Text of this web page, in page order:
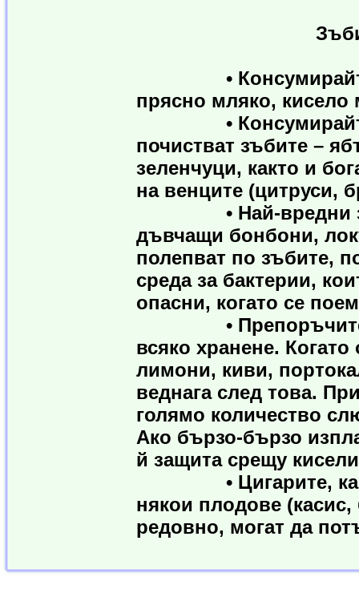
Зъби и
• Консумирайте
прясно мляко, кисело
• Консумирайте
почистват зъбите –
зеленчуци, както и
на венците (цитруси,
• Най-вредни за
дъвчащи бонбони,
полепват по зъбите,
среда за бактерии,
опасни, когато се
• Препоръчително
всяко хранене.
лимони, киви,
веднага след това.
голямо количество
Ако бързо-бързо
й защита срещу
• Цигарите,
някои плодове
редовно, могат да